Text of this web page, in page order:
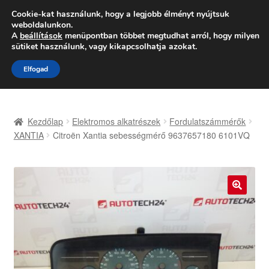
SZÁLLÍTÁS 2618 Ft-tól
Hétfő-Péntek 9:00–16:0006 80 088 054
Ugrás
a
navigációhoz
Kilépés
a
tartalomba
Adatvédelmi irányelvek
Panasz
Kezdőlap Elektromos alkatrészek
Fordulatszámmérők
XANTIA
Citroën Xantia sebességmérő 9637657180 6101VQ
🔍
Cookie-kat használunk, hogy a legjobb élményt nyújtsuk
weboldalunkon.
A beállítások menüpontban többet megtudhat arról, hogy milyen
sütiket használunk, vagy kikapcsolhatja azokat.
Elfogad